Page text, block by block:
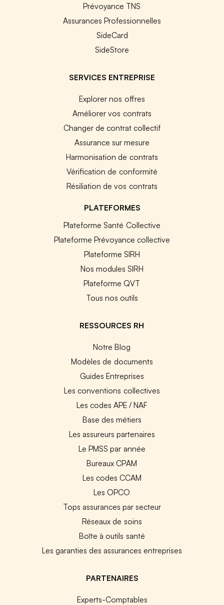
Prévoyance TNS
Assurances Professionnelles
SideCard
SideStore
SERVICES ENTREPRISE
Explorer nos offres
Améliorer vos contrats
Changer de contrat collectif
Assurance sur mesure
Harmonisation de contrats
Vérification de conformité
Résiliation de vos contrats
PLATEFORMES
Plateforme Santé Collective
Plateforme Prévoyance collective
Plateforme SIRH
Nos modules SIRH
Plateforme QVT
Tous nos outils
RESSOURCES RH
Notre Blog
Modèles de documents
Guides Entreprises
Les conventions collectives
Les codes APE / NAF
Base des métiers
Les assureurs partenaires
Le PMSS par année
Bureaux CPAM
Les codes CCAM
Les OPCO
Tops assurances par secteur
Réseaux de soins
Boîte à outils santé
Les garanties des assurances entreprises
PARTENAIRES
Experts-Comptables